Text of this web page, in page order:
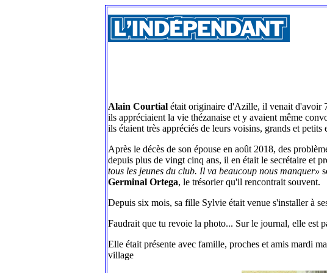
Alain Courtial était originaire d'Azille, il venait d'avoir
ils appréciaient la vie thézanaise et y avaient même
ils étaient très appréciés de leurs voisins, grands et petits
Après le décès de son épouse en août 2018, des
depuis plus de vingt cinq ans, il en était le secrétaire et
tous les jeunes du club. Il va beaucoup nous manquer»
Germinal Ortega, le trésorier qu'il rencontrait souvent.
Depuis six mois, sa fille Sylvie était venue s'installer à
Faudrait que tu revoie la photo... Sur le journal, elle est
Elle était présente avec famille, proches et amis mardi
village